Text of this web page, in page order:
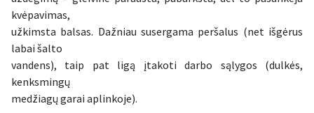
kvėpavimas,
užkimsta balsas. Dažniau susergama peršalus (net išgėrus
labai šalto
vandens), taip pat ligą įtakoti darbo sąlygos (dulkės,
kenksmingų
medžiagų garai aplinkoje).